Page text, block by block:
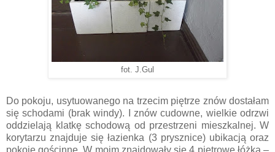
fot. J.Gul
Do pokoju, usytuowanego na trzecim piętrze znów dostałam
się schodami (brak windy). I znów cudowne, wielkie odrzwi
oddzielają klatkę schodową od przestrzeni mieszkalnej. W
korytarzu znajduje się łazienka (3 prysznice) ubikacją oraz